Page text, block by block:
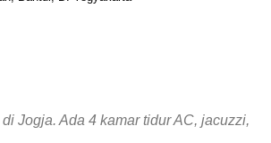
Jogja. Ada 4 kamar tidur AC, jacuzzi,